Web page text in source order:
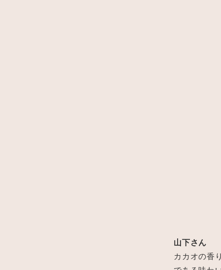
山下さん
カカオの香